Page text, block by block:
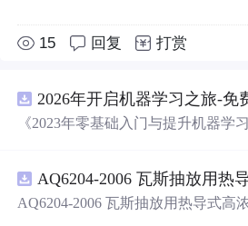
15 回复 打赏
2026年开启机器学习之旅-免
《2023年零基础入门与提升机器学
AQ6204-2006 瓦斯抽放用热导式高